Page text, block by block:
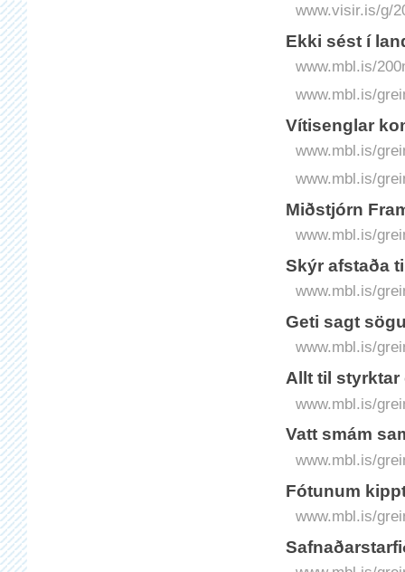
www.visir.is/g/
Ekki sést í
www.mbl.is/
www.mbl.is/
Vítisenglar
www.mbl.is/
www.mbl.is/
Miðstjórn
www.mbl.is/
Skýr afstaða
www.mbl.is/
Geti sagt
www.mbl.is/
Allt til
www.mbl.is/
Vatt smám
www.mbl.is/
Fótunum
www.mbl.is/